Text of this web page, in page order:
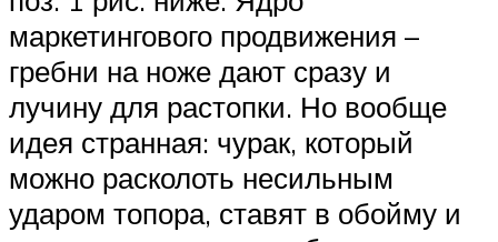
маркетингового продвижения –
гребни на ноже дают сразу и
лучину для растопки. Но вообще
идея странная: чурак, который
можно расколоть несильным
ударом топора, ставят в обойму и